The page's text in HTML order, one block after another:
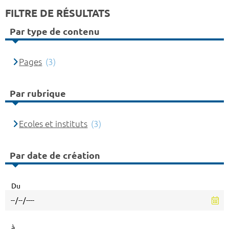
FILTRE DE RÉSULTATS
Par type de contenu
Pages (3)
Par rubrique
Ecoles et instituts (3)
Par date de création
Du